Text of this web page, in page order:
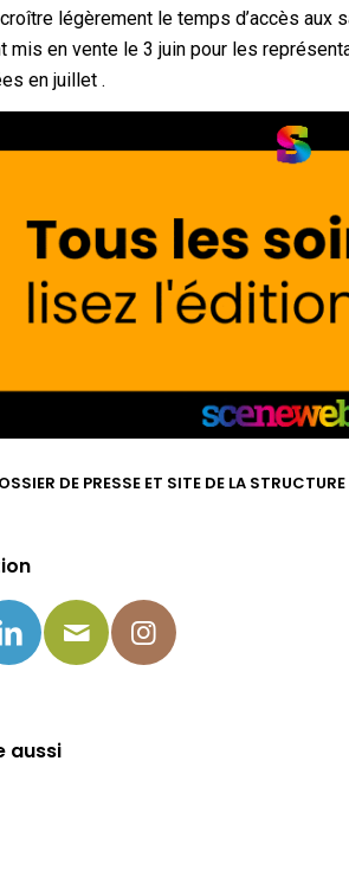
légèrement le temps d’accès
en vente le 3 juin pour les
en juillet .
DE PRESSE ET SITE DE LA STRUCTURE
aussi